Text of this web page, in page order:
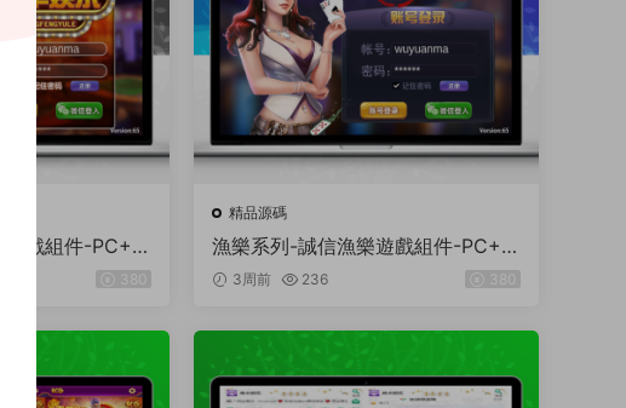
戲組件-PC+安
380
精品源碼
漁樂系列-誠信漁樂遊戲組件-PC+安
卓+蘋果3端
3周前 236 380